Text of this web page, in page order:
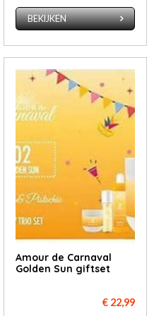
BEKIJKEN
Amour de Carnaval
Golden Sun giftset
€ 22,99